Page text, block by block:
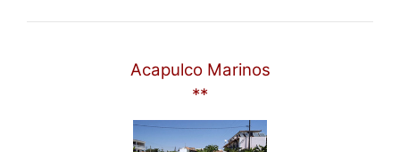
Acapulco Marinos
**